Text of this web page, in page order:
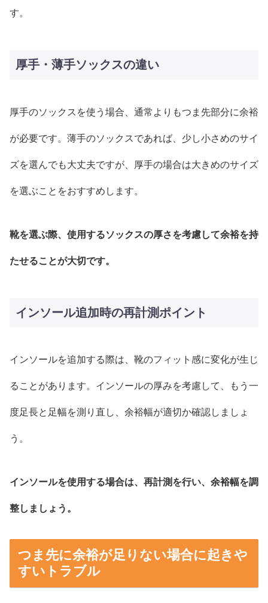
す。
厚手・薄手ソックスの違い
厚手のソックスを使う場合、通常よりもつま先部分に余裕
が必要です。薄手のソックスであれば、少し小さめのサイ
ズを選んでも大丈夫ですが、厚手の場合は大きめのサイズ
を選ぶことをおすすめします。
靴を選ぶ際、使用するソックスの厚さを考慮して余裕を持
たせることが大切です。
インソール追加時の再計測ポイント
インソールを追加する際は、靴のフィット感に変化が生じ
ることがあります。インソールの厚みを考慮して、もう一
度足長と足幅を測り直し、余裕幅が適切か確認しましょ
う。
インソールを使用する場合は、再計測を行い、余裕幅を調
整しましょう。
つま先に余裕が足りない場合に起きや
すいトラブル